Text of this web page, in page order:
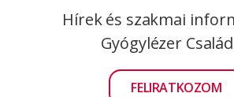
Ha érdekli, mik a
lágylézer-kezelések terén,
fel hírlevelünkre!
Hírek és szakmai
Gyógylézer
FELIRATKOZOM